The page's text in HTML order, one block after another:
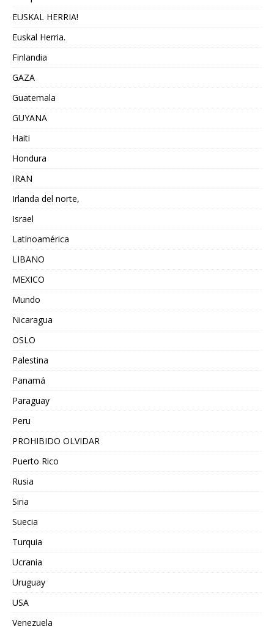
EUSKAL HERRIA!
Euskal Herria.
Finlandia
GAZA
Guatemala
GUYANA
Haiti
Hondura
IRAN
Irlanda del norte,
Israel
Latinoamérica
LIBANO
MEXICO
Mundo
Nicaragua
OSLO
Palestina
Panamá
Paraguay
Peru
PROHIBIDO OLVIDAR
Puerto Rico
Rusia
Siria
Suecia
Turquia
Ucrania
Uruguay
USA
Venezuela